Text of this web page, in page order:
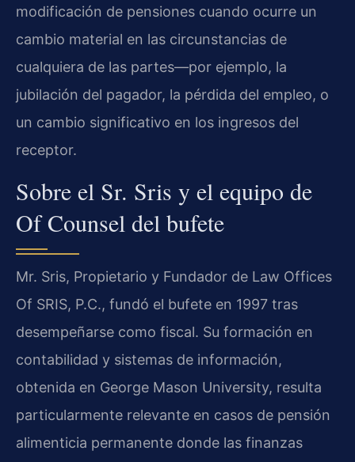
modificación de pensiones cuando ocurre un
cambio material en las circunstancias de
cualquiera de las partes—por ejemplo, la
jubilación del pagador, la pérdida del empleo, o
un cambio significativo en los ingresos del
receptor.
Sobre el Sr. Sris y el equipo de
Of Counsel del bufete
Mr. Sris, Propietario y Fundador de Law Offices
Of SRIS, P.C., fundó el bufete en 1997 tras
desempeñarse como fiscal. Su formación en
contabilidad y sistemas de información,
obtenida en George Mason University, resulta
particularmente relevante en casos de pensión
alimenticia permanente donde las finanzas